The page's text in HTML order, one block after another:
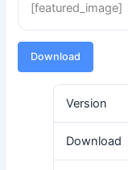
[featured_image]
Download
Version
Download